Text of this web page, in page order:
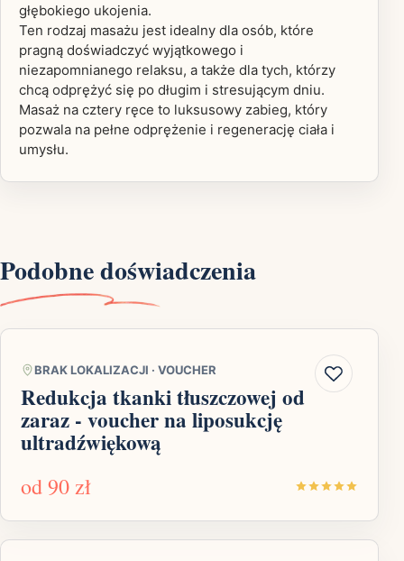
głębokiego ukojenia.
Ten rodzaj masażu jest idealny dla osób, które
pragną doświadczyć wyjątkowego i
niezapomnianego relaksu, a także dla tych, którzy
chcą odprężyć się po długim i stresującym dniu.
Masaż na cztery ręce to luksusowy zabieg, który
pozwala na pełne odprężenie i regenerację ciała i
umysłu.
Podobne doświadczenia
BRAK LOKALIZACJI · VOUCHER
Redukcja tkanki tłuszczowej od
zaraz - voucher na liposukcję
ultradźwiękową
od90 zł